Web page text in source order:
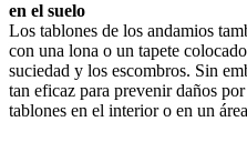
en el suelo
Los tablones de los andamios
con una lona o un tapete
suciedad y los escombros. Sin
tan eficaz para prevenir daños
tablones en el interior o en un